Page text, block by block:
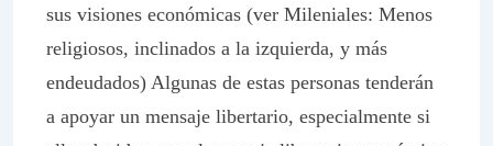
sus visiones económicas (ver Mileniales: Menos
religiosos, inclinados a la izquierda, y más
endeudados) Algunas de estas personas tenderán
a apoyar un mensaje libertario, especialmente si